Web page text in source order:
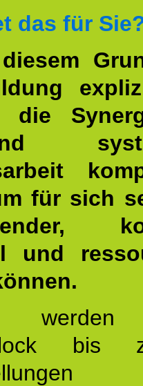
das für
die
für sich
und
bis